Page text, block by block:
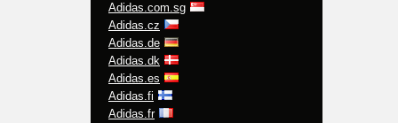
Adidas.com.sg
Adidas.cz
Adidas.de
Adidas.dk
Adidas.es
Adidas.fi
Adidas.fr